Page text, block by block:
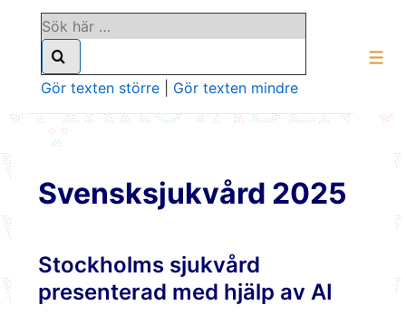
Hoppa
huvudinnehåll
Sök
efter:
Gör texten större Gör texten mindre
Svensksjukvård 2025
Stockholms sjukvård
presenterad med hjälp av AI